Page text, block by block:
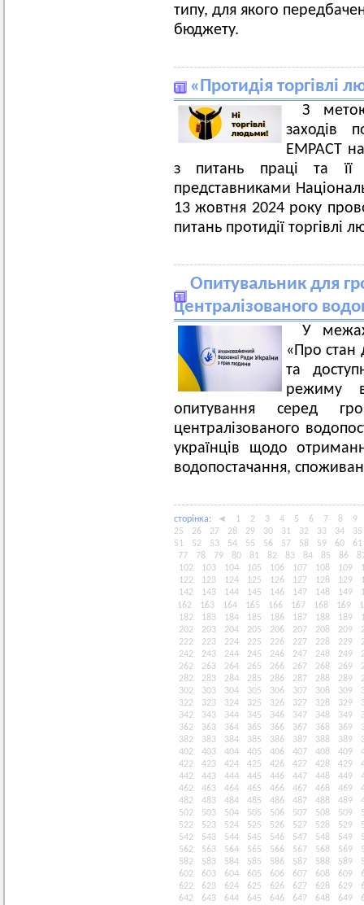
типу, для якого
бюджету.
«Протидія торгівлі
З
заходів
EMPACT
з питань праці та її
представниками
13 жовтня 2024 року
питань протидії торгівлі
Опитувальник для
централізованого
У межах
«Про стан
та
режиму
опитування серед
централізованого
українців щодо
водопостачання,
сторiнка: ◄ 1 2 3 4 5 6 7 8
9
25
26 27 28 29 30 31 32 33 34
35
51
52 53 54 55 56 57 58 59 60
61
77
78 79 80 81 82 83 84 85 86
102
103 104 105 106 107 108 109
122
123 124 125 126 127 128 129
142
143 144 145 146 147 148 149
162
163 164 165 166 167 168 169
182
183 184 185 186 187 188 189
202
203 204 205 206 207 208 209
222
223 224 225 226 227 228 229
242
243 244 245 246 247 248 249
262
263 264 265 266 267 268 269
282
283 284 285 286 287 288 289
302
303 304 305 306 307 308 309
322
323 324 325 326 327 328 329
342
343 344 345 346 347 348 349
362
363 364 365 366 367 368 369
382
383 384 385 386 387 388 389
402
403 404 405 406 407 408 409
422
423 424 425 426 427 428 429
442
443 444 445 446 447 448 449
462
463 464 465 466 467 468 469
482
483 484 485 486 487 488 489
502
503 504 505 506 507 508 509
522
523 524 525 526 527 528 529
542
543 544 545 546 547 548 549
562
563 564 565 566 567 568 569
582
583 584 585 586 587 588 589
602
603 604 605 606 607 608 609
622
623 624 625 626 627 628 629
642
643 644 645 646 647 648 649